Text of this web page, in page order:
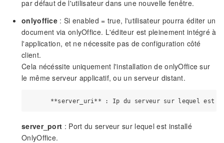
par défaut de l'utilisateur dans une nouvelle fenêtre.
onlyoffice : Si enabled = true, l'utilisateur pourra éditer un
document via onlyOffice. L'éditeur est pleinement intégré à
l'application, et ne nécessite pas de configuration côté
client.
Cela nécéssite uniquement l'installation de onlyOffice sur
le même serveur applicatif, ou un serveur distant.
server_port : Port du serveur sur lequel est installé
OnlyOffice.